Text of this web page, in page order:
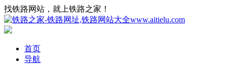
找铁路网站，就上铁路之家！
首页
导航